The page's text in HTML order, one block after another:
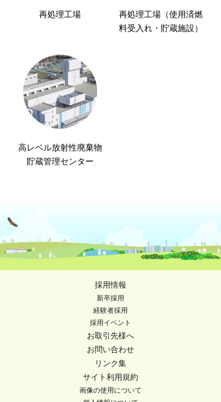
再処理工場
再処理工場（使用済燃
料受入れ・貯蔵施設）
高レベル放射性廃棄物
貯蔵管理センター
採用情報
新卒採用
経験者採用
採用イベント
お取引先様へ
お問い合わせ
リンク集
サイト利用規約
画像の使用について